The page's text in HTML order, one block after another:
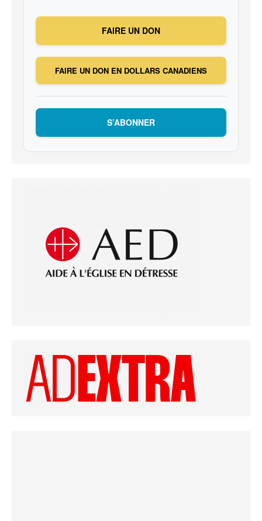
FAIRE UN DON
FAIRE UN DON EN DOLLARS CANADIENS
S’ABONNER